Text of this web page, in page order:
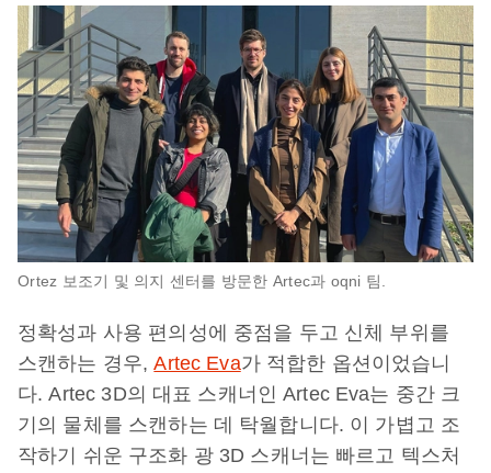
Ortez 보조기 및 의지 센터를 방문한 Artec과 oqni 팀.
정확성과 사용 편의성에 중점을 두고 신체 부위를
스캔하는 경우,Artec Eva가 적합한 옵션이었습니
다. Artec 3D의 대표 스캐너인 Artec Eva는 중간 크
기의 물체를 스캔하는 데 탁월합니다. 이 가볍고 조
작하기 쉬운 구조화 광 3D 스캐너는 빠르고 텍스처